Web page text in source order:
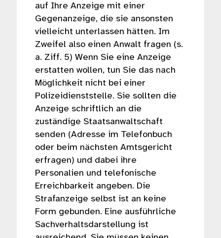
auf Ihre Anzeige mit einer
Gegenanzeige, die sie ansonsten
vielleicht unterlassen hätten. Im
Zweifel also einen Anwalt fragen (s.
a. Ziff. 5) Wenn Sie eine Anzeige
erstatten wollen, tun Sie das nach
Möglichkeit nicht bei einer
Polizeidienststelle. Sie sollten die
Anzeige schriftlich an die
zuständige Staatsanwaltschaft
senden (Adresse im Telefonbuch
oder beim nächsten Amtsgericht
erfragen) und dabei ihre
Personalien und telefonische
Erreichbarkeit angeben. Die
Strafanzeige selbst ist an keine
Form gebunden. Eine ausführliche
Sachverhaltsdarstellung ist